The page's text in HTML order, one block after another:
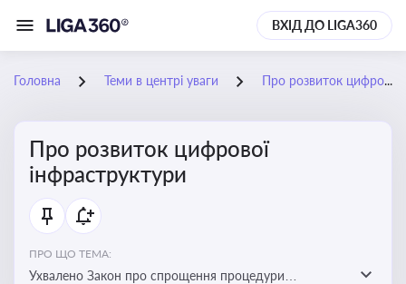
ВХІД ДО LIGA360
Головна Теми в центрі уваги Про розвиток цифрової інфраструктури
Про розвиток цифрової
інфраструктури
ПРО ЩО ТЕМА:
Ухвалено Закон про спрощення процедури